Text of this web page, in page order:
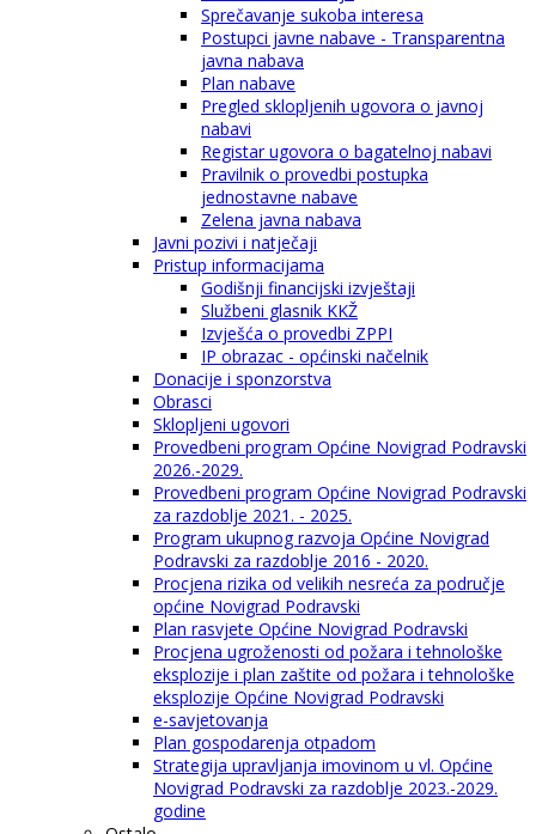
Sprečavanje sukoba interesa
Postupci javne nabave - Transparentna
javna nabava
Plan nabave
Pregled sklopljenih ugovora o javnoj
nabavi
Registar ugovora o bagatelnoj nabavi
Pravilnik o provedbi postupka
jednostavne nabave
Zelena javna nabava
Javni pozivi i natječaji
Pristup informacijama
Godišnji financijski izvještaji
Službeni glasnik KKŽ
Izvješća o provedbi ZPPI
IP obrazac - općinski načelnik
Donacije i sponzorstva
Obrasci
Sklopljeni ugovori
Provedbeni program Općine Novigrad Podravski
2026.-2029.
Provedbeni program Općine Novigrad Podravski
za razdoblje 2021. - 2025.
Program ukupnog razvoja Općine Novigrad
Podravski za razdoblje 2016 - 2020.
Procjena rizika od velikih nesreća za područje
općine Novigrad Podravski
Plan rasvjete Općine Novigrad Podravski
Procjena ugroženosti od požara i tehnološke
eksplozije i plan zaštite od požara i tehnološke
eksplozije Općine Novigrad Podravski
e-savjetovanja
Plan gospodarenja otpadom
Strategija upravljanja imovinom u vl. Općine
Novigrad Podravski za razdoblje 2023.-2029.
godine